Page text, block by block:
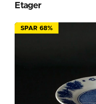
Etager
SPAR 68%